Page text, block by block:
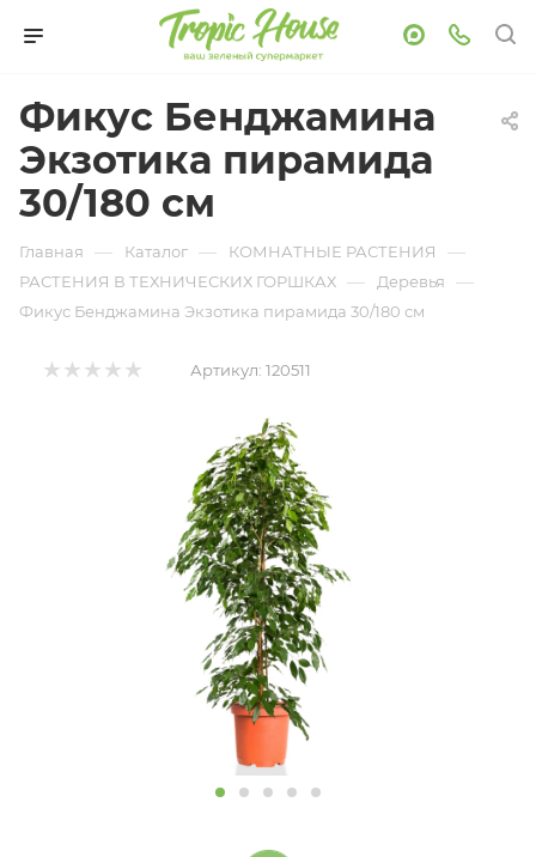
Фикус Бенджамина
Экзотика пирамида
30/180 см
Главная — Каталог — КОМНАТНЫЕ РАСТЕНИЯ —
РАСТЕНИЯ В ТЕХНИЧЕСКИХ ГОРШКАХ — Деревья —
Фикус Бенджамина Экзотика пирамида 30/180 см
Артикул: 120511